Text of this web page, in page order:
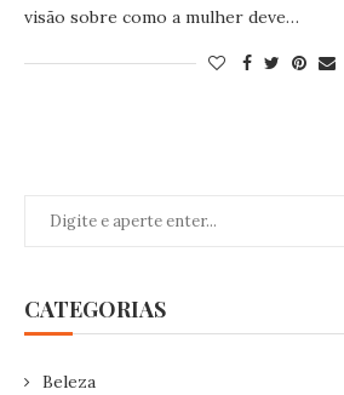
visão sobre como a mulher deve…
CATEGORIAS
Beleza